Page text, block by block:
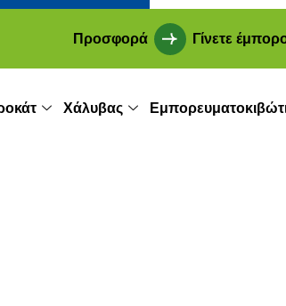
Προσφορά Γίνετε
Χάλυβας